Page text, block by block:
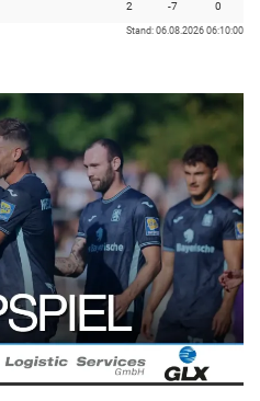
2 -7 0
Stand: 06.08.2026 06:10:00